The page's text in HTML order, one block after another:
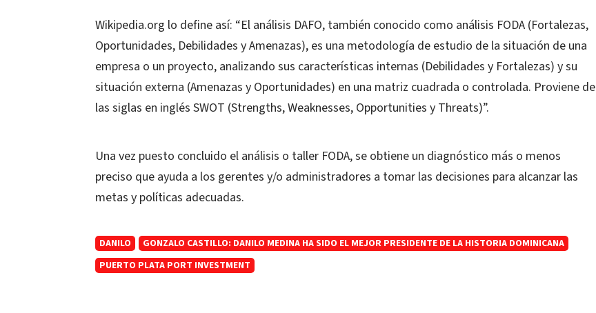
Wikipedia.org lo define así: “El análisis DAFO, también conocido como análisis FODA (Fortalezas,
Oportunidades, Debilidades y Amenazas), es una metodología de estudio de la situación de una
empresa o un proyecto, analizando sus características internas (Debilidades y Fortalezas) y su
situación externa (Amenazas y Oportunidades) en una matriz cuadrada o controlada. Proviene de
las siglas en inglés SWOT (Strengths, Weaknesses, Opportunities y Threats)”.
Una vez puesto concluido el análisis o taller FODA, se obtiene un diagnóstico más o menos
preciso que ayuda a los gerentes y/o administradores a tomar las decisiones para alcanzar las
metas y políticas adecuadas.
DANILO
GONZALO CASTILLO: DANILO MEDINA HA SIDO EL MEJOR PRESIDENTE DE LA HISTORIA DOMINICANA
PUERTO PLATA PORT INVESTMENT